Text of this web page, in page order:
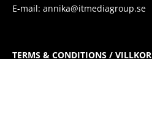
E-mail: annika@itmediagroup.se
TERMS & CONDITIONS / VILLKOR